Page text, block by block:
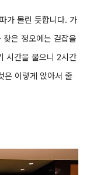
가 몰린 듯합니다. 가
찾은 정오에는 걷잡을
시간을 물으니 2시간
은 이렇게 앉아서 줄